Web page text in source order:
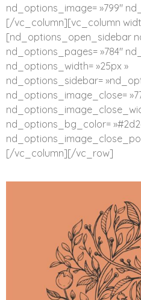
nd_options_image= »799″
[/vc_column][vc_column
[nd_options_open_sidebar
nd_options_pages= »784″
nd_options_width= »25px »
nd_options_sidebar=
nd_options_image_close=
nd_options_bg_color=
[/vc_column][/vc_row]